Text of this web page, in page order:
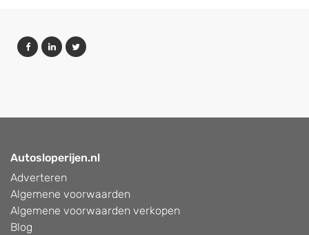
Autosloperijen.nl
Adverteren
Algemene voorwaarden
Algemene voorwaarden verkopen
Blog